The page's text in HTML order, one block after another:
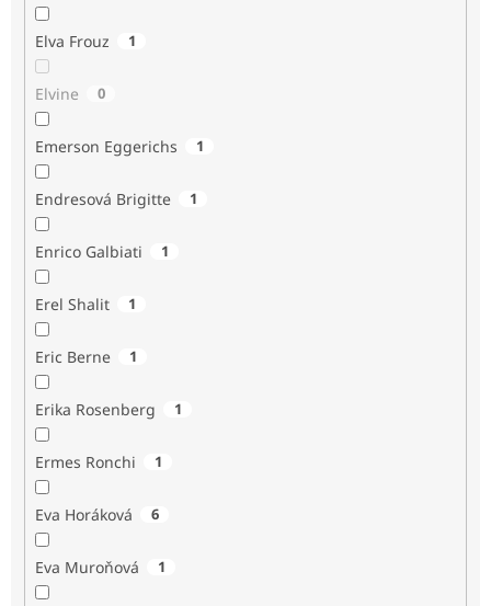
Elva Frouz 1
Elvine 0
Emerson Eggerichs 1
Endresová Brigitte 1
Enrico Galbiati 1
Erel Shalit 1
Eric Berne 1
Erika Rosenberg 1
Ermes Ronchi 1
Eva Horáková 6
Eva Muroňová 1